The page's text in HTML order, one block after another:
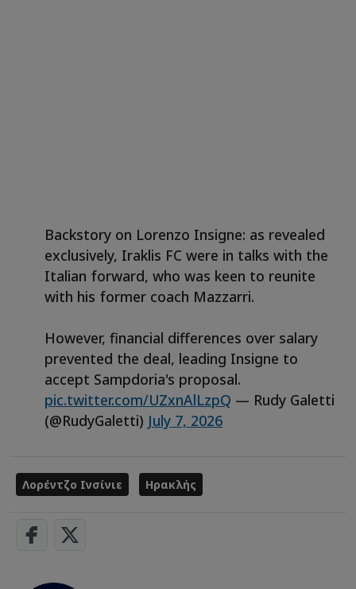
Backstory on Lorenzo Insigne: as revealed
exclusively, Iraklis FC were in talks with the
Italian forward, who was keen to reunite
with his former coach Mazzarri.
However, financial differences over salary
prevented the deal, leading Insigne to
accept Sampdoria's proposal.
pic.twitter.com/UZxnAlLzpQ — Rudy Galetti
(@RudyGaletti) July 7, 2026
Λορέντζο Ινσίνιε Ηρακλής